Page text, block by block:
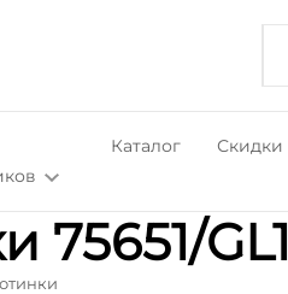
Каталог Скидки
75651/GL1